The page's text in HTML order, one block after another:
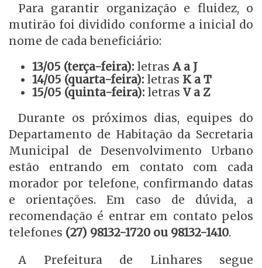
Para garantir organização e fluidez, o
mutirão foi dividido conforme a inicial do
nome de cada beneficiário:
13/05 (terça-feira): letras A a J
14/05 (quarta-feira): letras K a T
15/05 (quinta-feira): letras V a Z
Durante os próximos dias, equipes do
Departamento de Habitação da Secretaria
Municipal de Desenvolvimento Urbano
estão entrando em contato com cada
morador por telefone, confirmando datas
e orientações. Em caso de dúvida, a
recomendação é entrar em contato pelos
telefones (27) 98132-1720 ou 98132-1410.
A Prefeitura de Linhares segue